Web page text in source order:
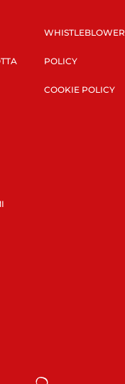
WHISTLEBLOWER
POLICY
COOKIE POLICY